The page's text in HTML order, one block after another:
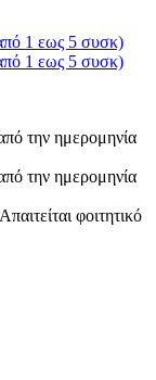
1 εως 5 συσκ)
1 εως 5 συσκ)
την ημερομηνία
την ημερομηνία
φοιτητικό